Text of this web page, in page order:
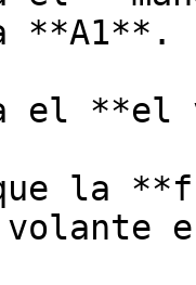
**A1**.
el **el
la